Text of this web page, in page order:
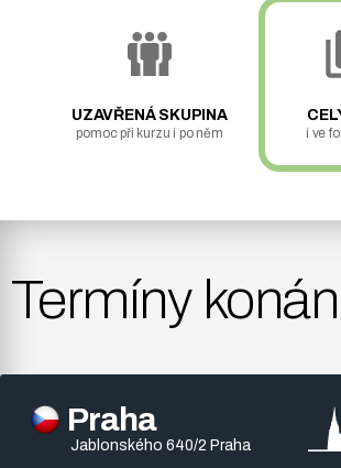
UZAVŘENÁ SKUPINA
pomoc při kurzu i po něm i ve
Termíny
Praha
Jablonského 640/2 Praha